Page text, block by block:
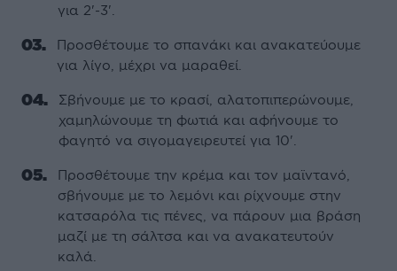
για 2'-3'.
Προσθέτουμε το σπανάκι και ανακατεύουμε
για λίγο, μέχρι να μαραθεί.
Σβήνουμε με το κρασί, αλατοπιπερώνουμε,
χαμηλώνουμε τη φωτιά και αφήνουμε το
φαγητό να σιγομαγειρευτεί για 10'.
Προσθέτουμε την κρέμα και τον μαϊντανό,
σβήνουμε με το λεμόνι και ρίχνουμε στην
κατσαρόλα τις πένες, να πάρουν μια βράση
μαζί με τη σάλτσα και να ανακατευτούν
καλά.